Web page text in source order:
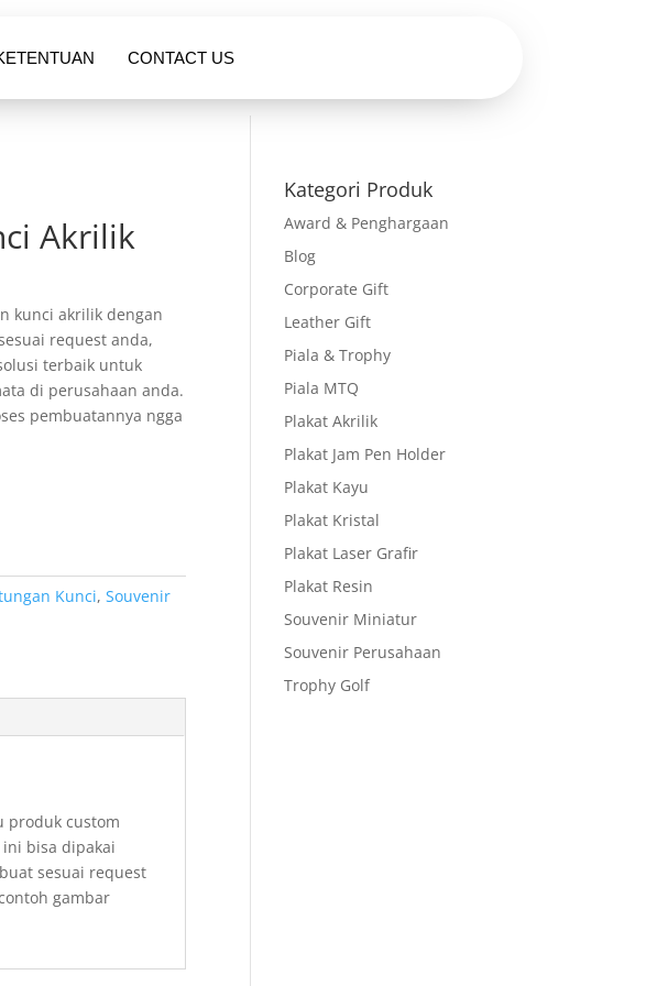
CONTACT US
Akrilik
kunci akrilik dengan
request anda,
terbaik untuk
di perusahaan anda.
pembuatannya ngga
Kunci,Souvenir
produk custom
bisa dipakai
sesuai request
gambar
Kategori Produk
Award & Penghargaan
Blog
Corporate Gift
Leather Gift
Piala & Trophy
Piala MTQ
Plakat Akrilik
Plakat Jam Pen Holder
Plakat Kayu
Plakat Kristal
Plakat Laser Grafir
Plakat Resin
Souvenir Miniatur
Souvenir Perusahaan
Trophy Golf